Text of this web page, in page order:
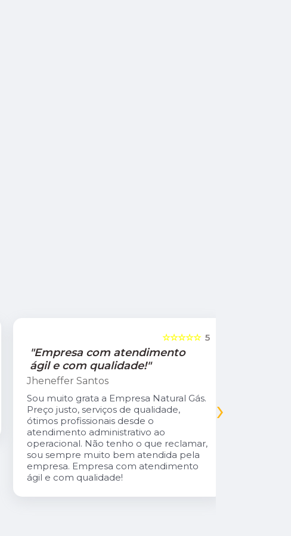
5
☆☆☆☆☆
"Empresa com atendimento
ágil e com qualidade!"
Jheneffer Santos
Sou muito grata a Empresa Natural Gás.
Preço justo, serviços de qualidade,
ótimos profissionais desde o
atendimento administrativo ao
operacional. Não tenho o que reclamar,
sou sempre muito bem atendida pela
empresa. Empresa com atendimento
ágil e com qualidade!
›